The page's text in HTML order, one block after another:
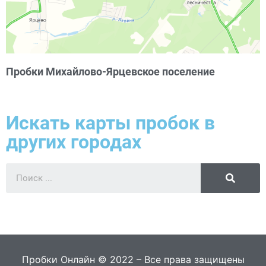
Пробки Михайлово-Ярцевское поселение
Искать карты пробок в
других городах
Пробки Онлайн © 2022 – Все права защищены